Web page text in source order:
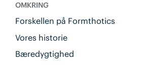
OMKRING
Forskellen på Formthotics
Vores historie
Bæredygtighed